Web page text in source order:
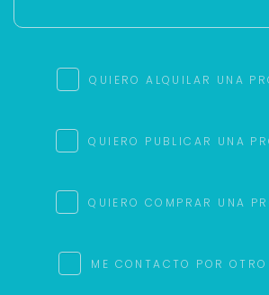
QUIERO ALQUILAR UNA
QUIERO PUBLICAR UNA
QUIERO COMPRAR UNA
ME CONTACTO POR
Buscamos darte la mejor